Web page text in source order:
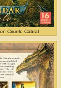
Ciruelo Cabral